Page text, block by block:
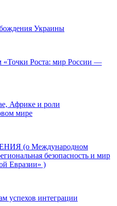
Украины
Роста: мир России —
Африке и роли
мире
(о Международном
безопасность и мир
Евразии» )
интеграции